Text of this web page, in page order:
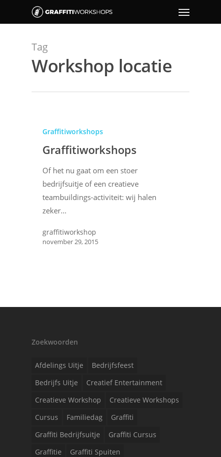
Tag
Workshop locatie
Graffitiworkshops
Graffitiworkshops
Of het nu gaat om een stoer
bedrijfsuitje of een creatieve
teambuildings-activiteit: wij halen
zeker…
graffitiworkshop
november 29, 2015
Zoekwoorden
Afdelings Uitje
Bedrijfsfeest
Bedrijfs Uitje
Creatief Entertainment
Creatieve Workshop
Creatieve Workshops
Cursus
Familiedag
Graffiti
Graffiti Bedrijfsuitje
Graffiti Cursus
Graffitie
Graffiti Spuiten